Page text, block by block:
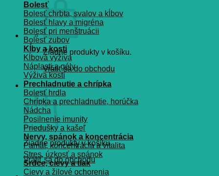
Žiadne produkty v košíku.
Vrátiť sa do obchodu
Košík
Žiadne produkty v košíku.
Vrátiť sa do obchodu
Bolesť
Bolesť chrbta, svalov a kĺbov
Bolesť hlavy a migréna
Bolesť pri menštruácii
Bolesť zubov
Kĺby a kosti
Kĺbová výživa
Náplasti a gély
Výživa kostí
Prechladnutie a chrípka
Bolesť hrdla
Chrípka a prechladnutie, horúčka
Nádcha
Posilnenie imunity
Priedušky a kašeľ
Nervy, spánok a koncentrácia
Pamät, koncentrácia a vitalita
Stres, úzkosť a spánok
Srdce, cievy a tlak
Cievy a žilové ochorenia